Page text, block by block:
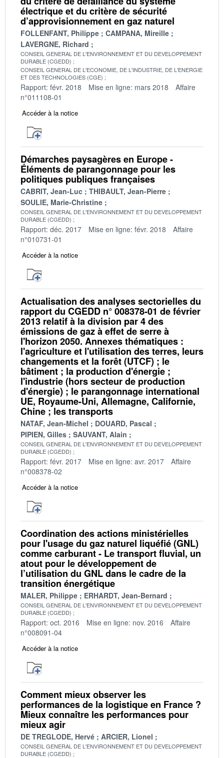
électrique et du critère de sécurité
d’approvisionnement en gaz naturel
FOLLENFANT, Philippe
CAMPANA, Mireille
LAVERGNE, Richard
CONSEIL GENERAL DE L'ENVIRONNEMENT ET DU DEVELOPPEMENT
DURABLE (CGEDD)
CONSEIL GENERAL DE L'ECONOMIE, DE L'INDUSTRIE, DE L'ENERGIE
ET DES TECHNOLOGIES (CGE)
Rapport: févr. 2018 Mise en ligne: mars 2018
Affaire
n°011108-01
Accéder à la notice
Démarches paysagères en Europe -
Éléments de parangonnage pour les
politiques publiques françaises
CABRIT, Jean-Luc
THIBAULT, Jean-Pierre
SOULIE, Marie-Christine
CONSEIL GENERAL DE L'ENVIRONNEMENT ET DU DEVELOPPEMENT
DURABLE (CGEDD)
Rapport: déc. 2017 Mise en ligne: févr. 2018
Affaire
n°010731-01
Accéder à la notice
Actualisation des analyses sectorielles du
rapport du CGEDD n° 008378-01 de février
2013 relatif à la division par 4 des
émissions de gaz à effet de serre à
l'horizon 2050. Annexes thématiques :
l'agriculture et l'utilisation des terres, leurs
changements et la forêt (UTCF) ; le
bâtiment ; la production d'énergie ;
l'industrie (hors secteur de production
d'énergie) ; le parangonnage international
UE, Royaume-Uni, Allemagne, Californie,
Chine ; les transports
NATAF, Jean-Michel
DOUARD, Pascal
PIPIEN, Gilles
SAUVANT, Alain
CONSEIL GENERAL DE L'ENVIRONNEMENT ET DU DEVELOPPEMENT
DURABLE (CGEDD)
Rapport: févr. 2017 Mise en ligne: avr. 2017
Affaire
n°008378-02
Accéder à la notice
Coordination des actions ministérielles
pour l'usage du gaz naturel liquéfié (GNL)
comme carburant - Le transport fluvial, un
atout pour le développement de
l’utilisation du GNL dans le cadre de la
transition énergétique
MALER, Philippe ERHARDT, Jean-Bernard
CONSEIL GENERAL DE L'ENVIRONNEMENT ET DU DEVELOPPEMENT
DURABLE (CGEDD)
Rapport: oct. 2016 Mise en ligne: nov. 2016
Affaire
n°008091-04
Accéder à la notice
Comment mieux observer les
performances de la logistique en France ?
Mieux connaître les performances pour
mieux agir
DE TREGLODE, Hervé ARCIER, Lionel
CONSEIL GENERAL DE L'ENVIRONNEMENT ET DU DEVELOPPEMENT
DURABLE (CGEDD)